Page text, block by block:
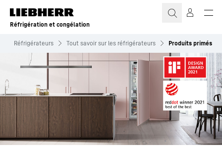
Réfrigération et congélation
Réfrigérateurs Tout savoir sur les réfrigérateurs Produits primés